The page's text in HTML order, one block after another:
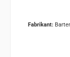
Fabrikant: